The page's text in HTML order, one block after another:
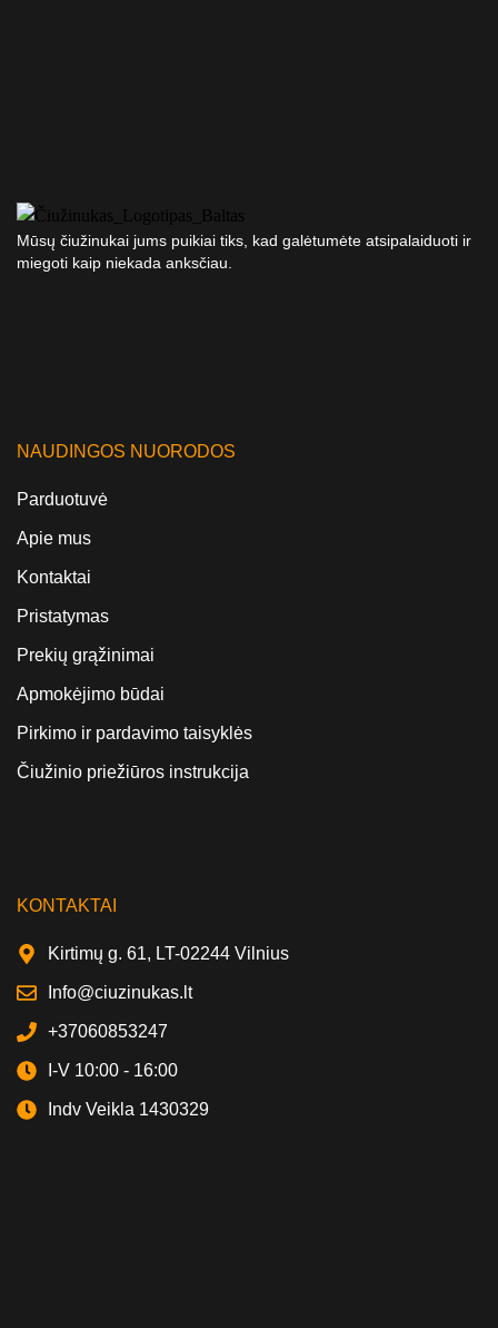
Mūsų čiužinukai jums puikiai tiks, kad galėtumėte atsipalaiduoti ir
miegoti kaip niekada anksčiau.
NAUDINGOS NUORODOS
Parduotuvė
Apie mus
Kontaktai
Pristatymas
Prekių grąžinimai
Apmokėjimo būdai
Pirkimo ir pardavimo taisyklės
Čiužinio priežiūros instrukcija
KONTAKTAI
Kirtimų g. 61, LT-02244 Vilnius
Info@ciuzinukas.lt
+37060853247
I-V 10:00 - 16:00
Indv Veikla 1430329